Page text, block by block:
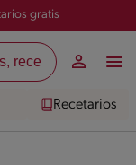
gratis
Recetarios